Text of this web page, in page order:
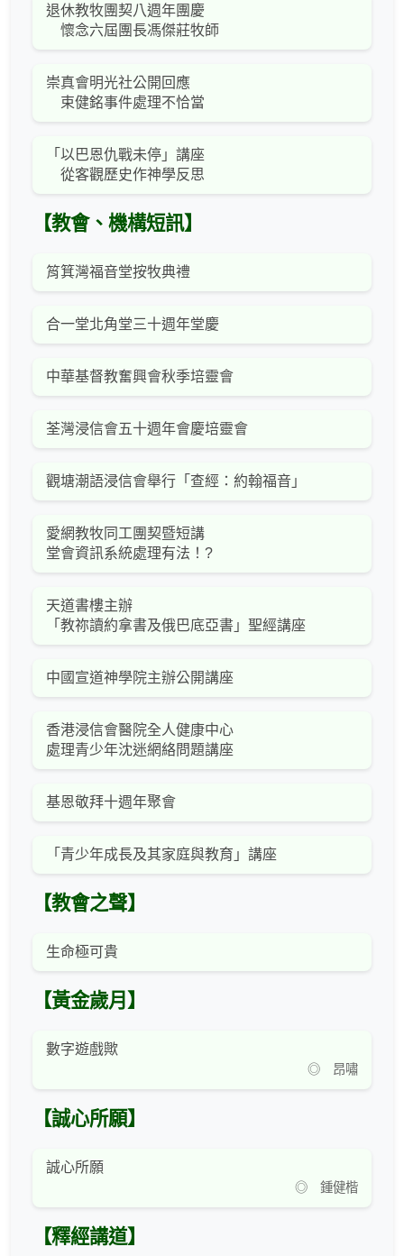
退休教牧團契八週年團慶
懷念六屆團長馮傑莊牧師
崇真會明光社公開回應
束健銘事件處理不恰當
「以巴恩仇戰未停」講座
從客觀歷史作神學反思
【教會、機構短訊】
筲箕灣福音堂按牧典禮
合一堂北角堂三十週年堂慶
中華基督教奮興會秋季培靈會
荃灣浸信會五十週年會慶培靈會
觀塘潮語浸信會舉行「查經：約翰福音」
愛網教牧同工團契暨短講
堂會資訊系統處理有法！?
天道書樓主辦
「教祢讀約拿書及俄巴底亞書」聖經講座
中國宣道神學院主辦公開講座
香港浸信會醫院全人健康中心
處理青少年沈迷網絡問題講座
基恩敬拜十週年聚會
「青少年成長及其家庭與教育」講座
【教會之聲】
生命極可貴
【黃金歲月】
數字遊戲歟
◎ 昂嘯
【誠心所願】
誠心所願
◎ 鍾健楷
【釋經講道】